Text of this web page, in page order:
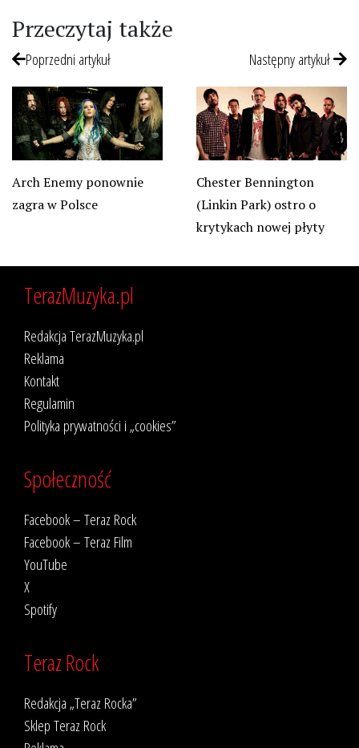
Przeczytaj także
Poprzedni artykuł
Arch Enemy ponownie
zagra w Polsce
Następny artykuł
Chester Bennington
(Linkin Park) ostro o
krytykach nowej płyty
TerazMuzyka.pl
Redakcja TerazMuzyka.pl
Reklama
Kontakt
Regulamin
Polityka prywatności i „cookies”
Społeczność
Facebook – Teraz Rock
Facebook – Teraz Film
YouTube
X
Spotify
Teraz Rock
Redakcja „Teraz Rocka”
Sklep Teraz Rock